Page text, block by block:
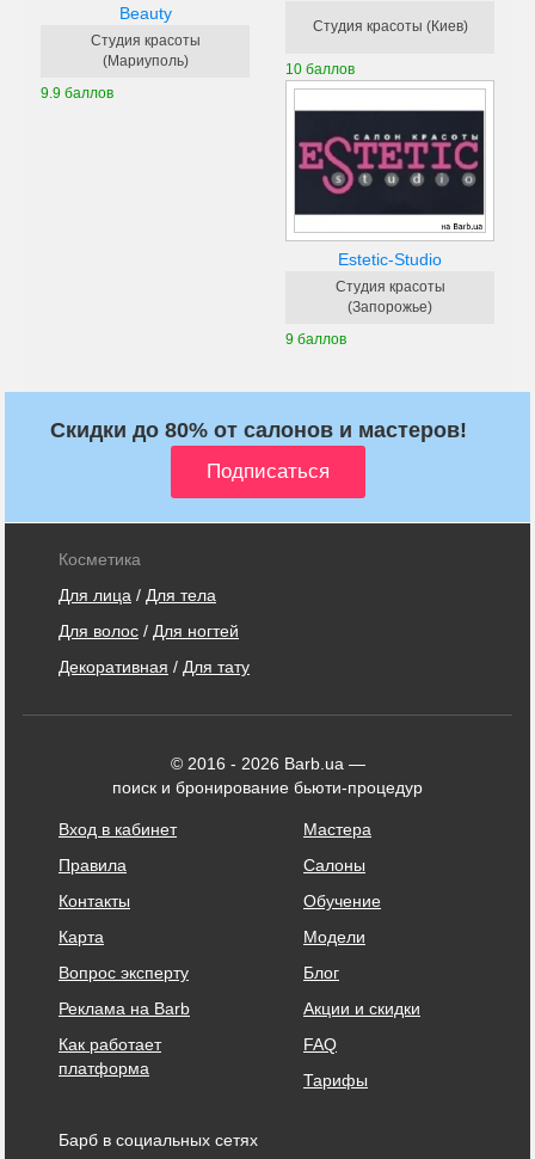
Beauty
Студия красоты
(Мариуполь)
9.9 баллов
Студия красоты (Киев)
10 баллов
Estetic-Studio
Студия красоты
(Запорожье)
9 баллов
Скидки до 80% от салонов и мастеров!
Косметика
Для лица / Для тела
Для волос / Для ногтей
Декоративная / Для тату
© 2016 - 2026 Barb.ua —
поиск и бронирование бьюти-процедур
Вход в кабинет
Правила
Контакты
Карта
Вопрос эксперту
Реклама на Barb
Как работает
платформа
Мастера
Салоны
Обучение
Модели
Блог
Акции и скидки
FAQ
Тарифы
Барб в социальных сетях